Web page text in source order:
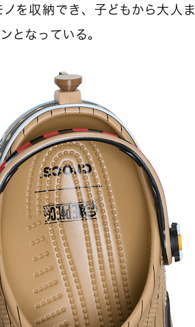
を収納でき、子どもから大人ま
となっている。